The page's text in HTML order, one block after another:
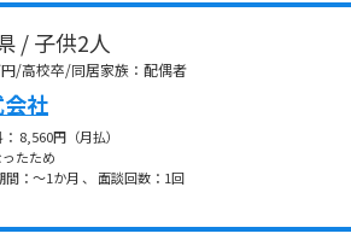
/ 子供2人
/高校卒/同居家族：配偶者
社
8,560円（月払）
たため
：～1か月 、 面談回数：1回